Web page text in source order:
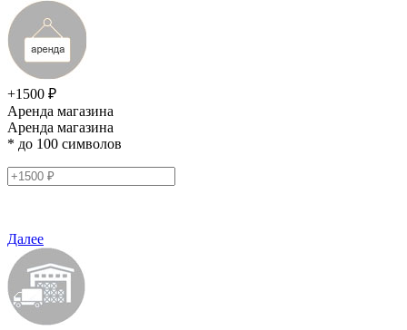
+1500 ₽
Аренда магазина
Аренда магазина
* до 100 символов
Далее